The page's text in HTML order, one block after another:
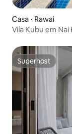
Casa ⋅ Rawai
Vila Kubu em
Superhost
Superhost